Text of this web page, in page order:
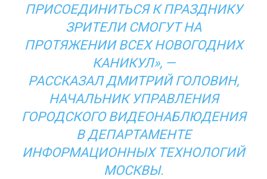
ПРИСОЕДИНИТЬСЯ К ПРАЗДНИКУ
ЗРИТЕЛИ СМОГУТ НА
ПРОТЯЖЕНИИ ВСЕХ НОВОГОДНИХ
КАНИКУЛ», —
РАССКАЗАЛДМИТРИЙ ГОЛОВИН,
НАЧАЛЬНИК УПРАВЛЕНИЯ
ГОРОДСКОГО ВИДЕОНАБЛЮДЕНИЯ
ВДЕПАРТАМЕНТЕ
ИНФОРМАЦИОННЫХ ТЕХНОЛОГИЙ
МОСКВЫ.